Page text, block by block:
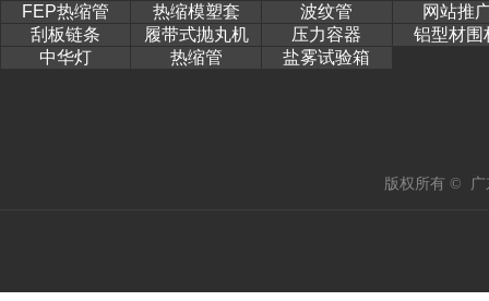
版权所有 © 广
心机
FEP热缩管
热缩模塑套 波纹管
网站推
刮板链条
履带式抛丸机 压力容器
铝型材围
中华灯
热缩管 盐雾试验箱